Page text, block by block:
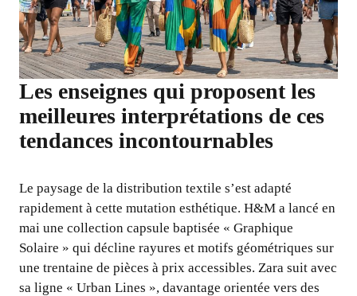
Les enseignes qui proposent les
meilleures interprétations de ces
tendances incontournables
Le paysage de la distribution textile s’est adapté
rapidement à cette mutation esthétique. H&M a lancé en
mai une collection capsule baptisée « Graphique
Solaire » qui décline rayures et motifs géométriques sur
une trentaine de pièces à prix accessibles. Zara suit avec
sa ligne « Urban Lines », davantage orientée vers des